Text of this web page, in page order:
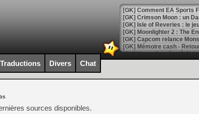
[GK] Crimson Moon : un
[GK] Isle of Reveries : le
[GK] Moonlighter 2 : The
[GK] Capcom relance
[Mo5] Deux inédits du
[GK] Le beat'em up The
[GK] Endless Legend 2 :
Traductions Divers Chat
sources disponibles.